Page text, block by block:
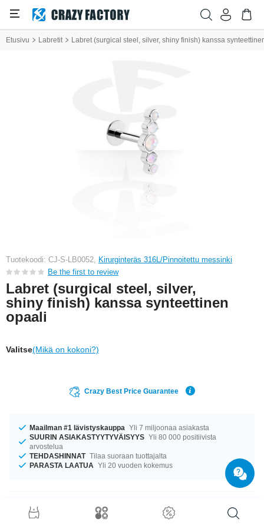
Etusivu Labretit Labret (surgical steel, silver, shiny finish) kanssa
Tuotekoodi: CJ-S-LB0052, Kirurginteräs 316L/Pinnoitettu messinki
Be the first to review
Labret (surgical steel, silver,
shiny finish) kanssa synteettinen
opaali
Valitse(Mikä on kokoni?)
Crazy Best Price Guarantee
Maailman #1 lävistyskauppa Yli 7 miljoonaa asiakasta
SUURIN ASIAKASTYYTYVÄISYYS Yli 80 000 positiivista
arvostelua
TEHDASHINNAT Tilaa suoraan tuottajalta
PARASTA LAATUA Yli 20 vuoden kokemus